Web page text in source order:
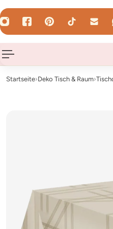
SPRINGEN
uns : hallo@hey-party.de
Startseite›Deko Tisch & Raum›